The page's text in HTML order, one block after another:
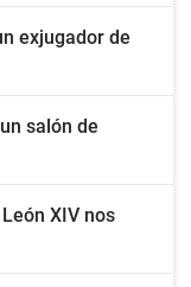
exjugador de
salón de
XIV nos